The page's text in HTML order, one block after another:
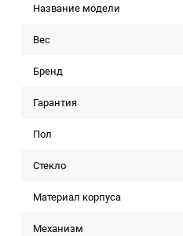
Название модели
Вес
Бренд
Гарантия
Пол
Стекло
Материал корпуса
Механизм